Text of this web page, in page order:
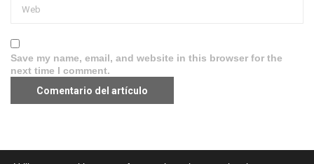
Save my name, email, and website in this browser for the
next time I comment.
Aviso legal·Política de Privacidad·Política de Cookies